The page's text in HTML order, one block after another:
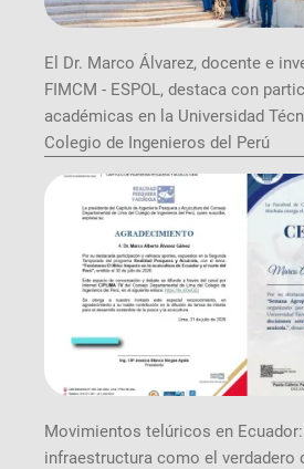
El Dr. Marco Álvarez, docente e
FIMCM - ESPOL, destaca con
académicas en la Universidad
Colegio de Ingenieros del Perú
Movimientos telúricos en
infraestructura como el verdadero